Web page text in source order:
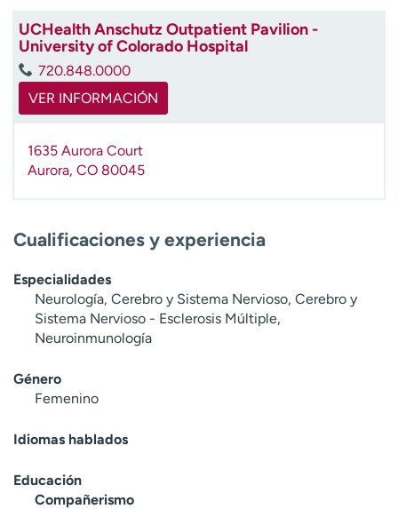
UCHealth Anschutz Outpatient Pavilion -
University of Colorado Hospital
720.848.0000
VER INFORMACIÓN
1635 Aurora Court
Aurora, CO 80045
Cualificaciones y experiencia
Especialidades
Neurología, Cerebro y Sistema Nervioso, Cerebro y
Sistema Nervioso - Esclerosis Múltiple,
Neuroinmunología
Género
Femenino
Idiomas hablados
Educación
Compañerismo